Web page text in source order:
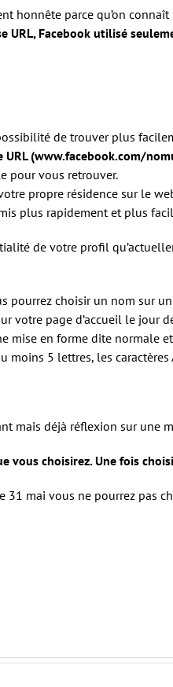
honnête parce qu’on
URL, Facebook utilisé
de trouver plus
URL (www.facebook.com/
pour vous retrouver.
propre résidence sur le
plus rapidement et plus
de votre profil
pourrez choisir un nom sur
votre page d’accueil le
mise en forme dite normale
moins 5 lettres, les
mais déjà réflexion sur une
vous choisirez. Une fois
31 mai vous ne pourrez